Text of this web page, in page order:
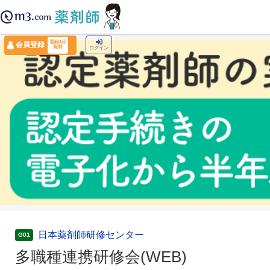
会員登録
登録1分
無料
ログイン
› 多職種連携研修会(WEB)
G01 日本薬剤師研修センター
多職種連携研修会(WEB)